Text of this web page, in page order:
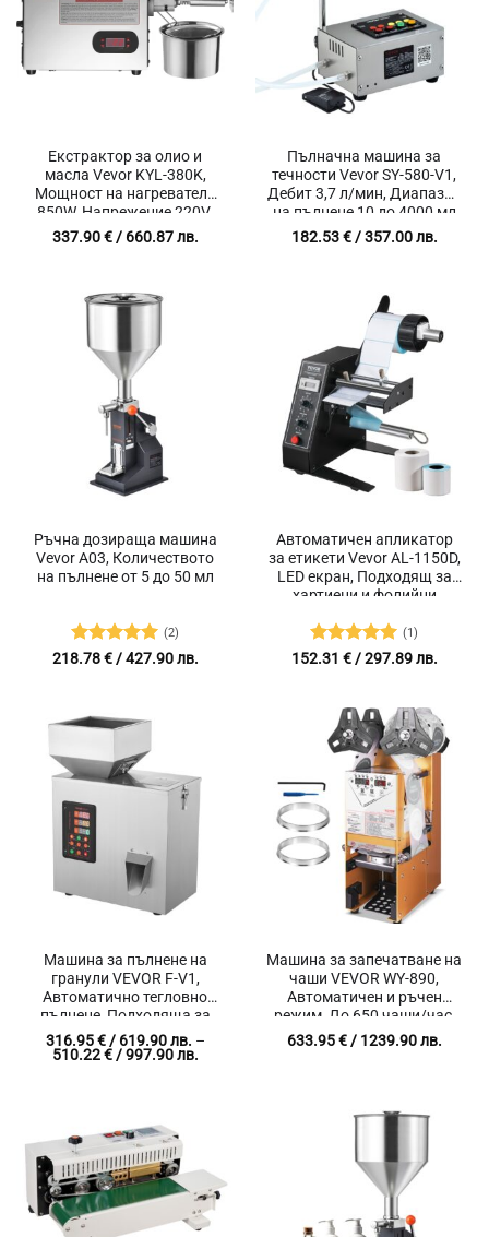
Екстрактор за олио и
масла Vevor KYL-380K,
Мощност на нагревателя
850W, Напрежение 220V,
SUS304 неръждаема
стомана
337.90€/ 660.87 лв.
Пълначна машина за
течности Vevor SY-580-V1,
Дебит 3,7 л/мин, Диапазон
на пълнене 10 до 4000 мл
182.53€/ 357.00 лв.
Ръчна дозираща машина
Vevor A03, Количеството
на пълнене от 5 до 50 мл
Оценено с
(2)
218.78€/ 427.90 лв.
Автоматичен апликатор
за етикети Vevor AL-1150D,
LED екран, Подходящ за
хартиени и фолийни
скорост и дължина на
етикета
Оценено с
(1)
152.31 €/ 297.89 лв.
Машина за пълнене на
гранули VEVOR F-V1,
Автоматично тегловно
пълнене, Подходяща за
брашно, чай, семена,
зърна, подправки, пудри и
316.95€/ 619.90 лв. –
510.22€/ 997.90 лв.
997.90 лв.
Машина за запечатване на
чаши VEVOR WY-890,
Автоматичен и ръчен
режим, До 650 чаши/час,
Съвместимост с чаши с
диаметър 90 и 95 мм
633.95€/ 1239.90 лв.